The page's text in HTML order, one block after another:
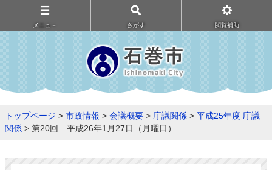
メニュ－ さがす 閲覧補助
トップページ > 市政情報 > 会議概要 > 庁議関係 > 平成25年度 庁議
関係 > 第20回 平成26年1月27日（月曜日）